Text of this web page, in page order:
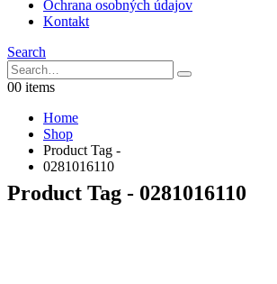
Ochrana osobných údajov
Kontakt
Search
00 items
Home
Shop
Product Tag -
0281016110
Product Tag - 0281016110